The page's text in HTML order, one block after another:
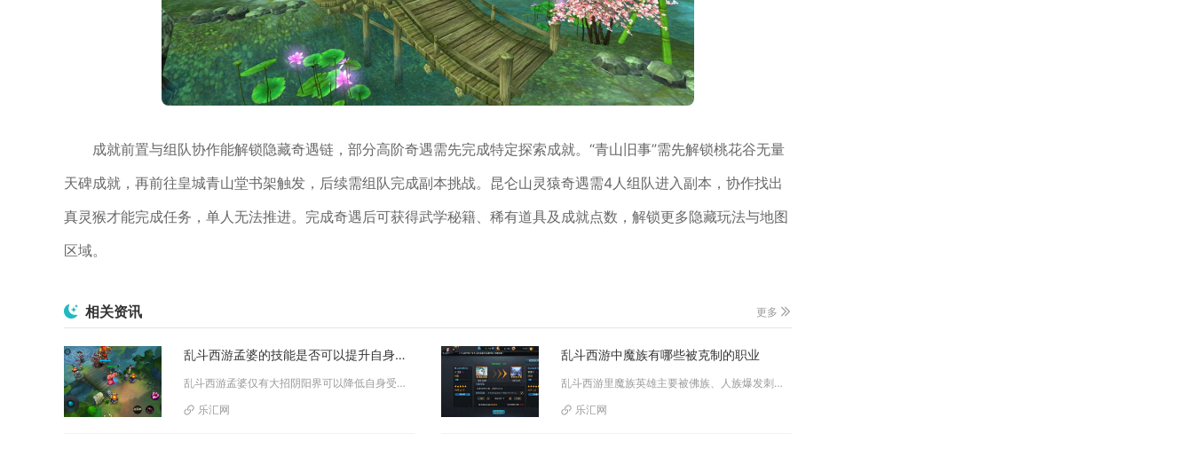
成就前置与组队协作能解锁隐藏奇遇链，部分高阶奇遇需先完成特定探索成就。“青山旧事”需先解锁桃花谷无量
天碑成就，再前往皇城青山堂书架触发，后续需组队完成副本挑战。昆仑山灵猿奇遇需4人组队进入副本，协作找出
真灵猴才能完成任务，单人无法推进。完成奇遇后可获得武学秘籍、稀有道具及成就点数，解锁更多隐藏玩法与地图
区域。
相关资讯 更多
乱斗西游孟婆的技能是否可以提升自身的防御能力
乱斗西游孟婆仅有大招阴阳界可以降低自身受到的伤害，其余主动技能均无法直接提升物理防御或法术防御属性。这里需要明确区分防御...
乐汇网
乱斗西游中魔族有哪些被克制的职业
乱斗西游里魔族英雄主要被佛族、人族爆发刺客以及具备强禁锢驱散能力的仙族职业克制，不同定位的魔族角色，对应的克制职业也存在...
乐汇网